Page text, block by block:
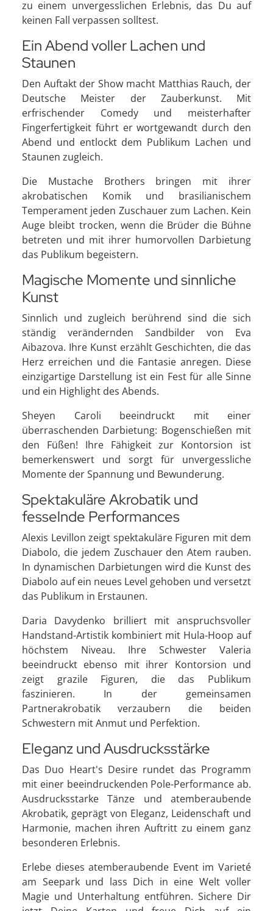
zu einem unvergesslichen Erlebnis, das Du auf
keinen Fall verpassen solltest.
Ein Abend voller Lachen und
Staunen
Den Auftakt der Show macht Matthias Rauch, der
Deutsche Meister der Zauberkunst. Mit
erfrischender Comedy und meisterhafter
Fingerfertigkeit führt er wortgewandt durch den
Abend und entlockt dem Publikum Lachen und
Staunen zugleich.
Die Mustache Brothers bringen mit ihrer
akrobatischen Komik und brasilianischem
Temperament jeden Zuschauer zum Lachen. Kein
Auge bleibt trocken, wenn die Brüder die Bühne
betreten und mit ihrer humorvollen Darbietung
das Publikum begeistern.
Magische Momente und sinnliche
Kunst
Sinnlich und zugleich berührend sind die sich
ständig verändernden Sandbilder von Eva
Aibazova. Ihre Kunst erzählt Geschichten, die das
Herz erreichen und die Fantasie anregen. Diese
einzigartige Darstellung ist ein Fest für alle Sinne
und ein Highlight des Abends.
Sheyen Caroli beeindruckt mit einer
überraschenden Darbietung: Bogenschießen mit
den Füßen! Ihre Fähigkeit zur Kontorsion ist
bemerkenswert und sorgt für unvergessliche
Momente der Spannung und Bewunderung.
Spektakuläre Akrobatik und
fesselnde Performances
Alexis Levillon zeigt spektakuläre Figuren mit dem
Diabolo, die jedem Zuschauer den Atem rauben.
In dynamischen Darbietungen wird die Kunst des
Diabolo auf ein neues Level gehoben und versetzt
das Publikum in Erstaunen.
Daria Davydenko brilliert mit anspruchsvoller
Handstand-Artistik kombiniert mit Hula-Hoop auf
höchstem Niveau. Ihre Schwester Valeria
beeindruckt ebenso mit ihrer Kontorsion und
zeigt grazile Figuren, die das Publikum
faszinieren. In der gemeinsamen
Partnerakrobatik verzaubern die beiden
Schwestern mit Anmut und Perfektion.
Eleganz und Ausdrucksstärke
Das Duo Heart's Desire rundet das Programm
mit einer beeindruckenden Pole-Performance ab.
Ausdrucksstarke Tänze und atemberaubende
Akrobatik, geprägt von Eleganz, Leidenschaft und
Harmonie, machen ihren Auftritt zu einem ganz
besonderen Erlebnis.
Erlebe dieses atemberaubende Event im Varieté
am Seepark und lass Dich in eine Welt voller
Magie und Unterhaltung entführen. Sichere Dir